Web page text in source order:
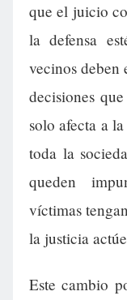
que el juicio
la defensa
vecinos deben
decisiones
solo afecta a
toda la
queden
víctimas
la justicia
Este cambio